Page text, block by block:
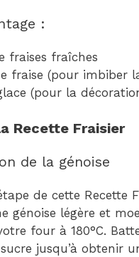
:
fraises fraîches
fraise (pour imbiber
(pour la
Recette Fraisier
de la génoise
de cette Recette
génoise légère et
four à 180°C.
jusqu’à obtenir